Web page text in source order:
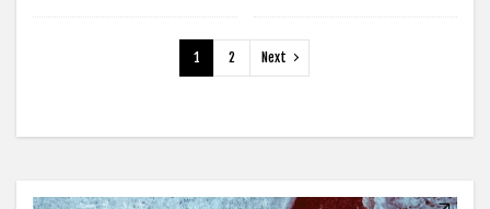
1 2 Next